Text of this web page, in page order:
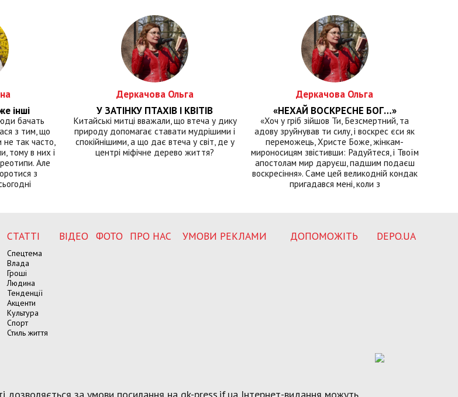
інші
бачать
з тим, що
так часто,
тому в них і
Але
з
Деркачова Ольга
У ЗАТІНКУ ПТАХІВ І КВІТІВ
Китайські митці вважали, що втеча у дику
природу допомагає ставати мудрішими і
спокійнішими, а що дає втеча у світ, де у
центрі міфічне дерево життя?
Деркачова Ольга
«НЕХАЙ ВОСКРЕСНЕ БОГ…»
«Хоч у гріб зійшов Ти, Безсмертний, та
адову зруйнував ти силу, і воскрес єси як
переможець, Христе Боже, жінкам-
мироносицям звістивши: Радуйтеся, і Твоїм
апостолам мир даруєш, падшим подаєш
воскресіння». Саме цей великодній кондак
пригадався мені, коли з
СТАТТІ
Спецтема
Влада
Гроші
Людина
Тенденції
Акценти
Культура
Спорт
Стиль життя
ВІДЕО ФОТО ПРО НАС УМОВИ РЕКЛАМИ ДОПОМОЖІТЬ DEPO.UA
дозволяється за умови посилання на gk-press.if.ua Інтернет-видання можуть